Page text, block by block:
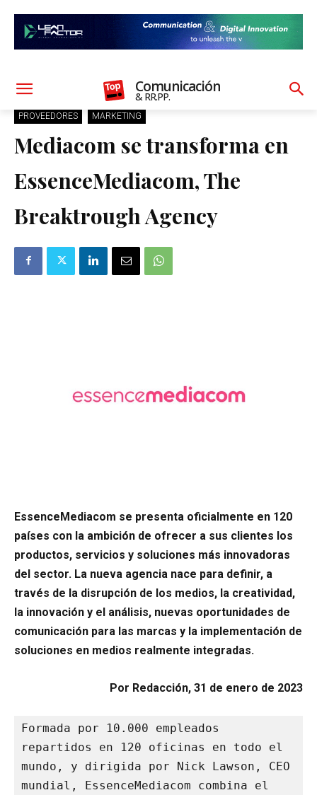
Comunicación
& RR.PP.
PROVEEDORES MARKETING
Mediacom se transforma en
EssenceMediacom, The
Breaktrough Agency
EssenceMediacom se presenta oficialmente en 120
países con la ambición de ofrecer a sus clientes los
productos, servicios y soluciones más innovadoras
del sector. La nueva agencia nace para definir, a
través de la disrupción de los medios, la creatividad,
la innovación y el análisis, nuevas oportunidades de
comunicación para las marcas y la implementación de
soluciones en medios realmente integradas.
Por Redacción, 31 de enero de 2023
Formada por 10.000 empleados
repartidos en 120 oficinas en todo el
mundo, y dirigida por Nick Lawson, CEO
mundial, EssenceMediacom combina el